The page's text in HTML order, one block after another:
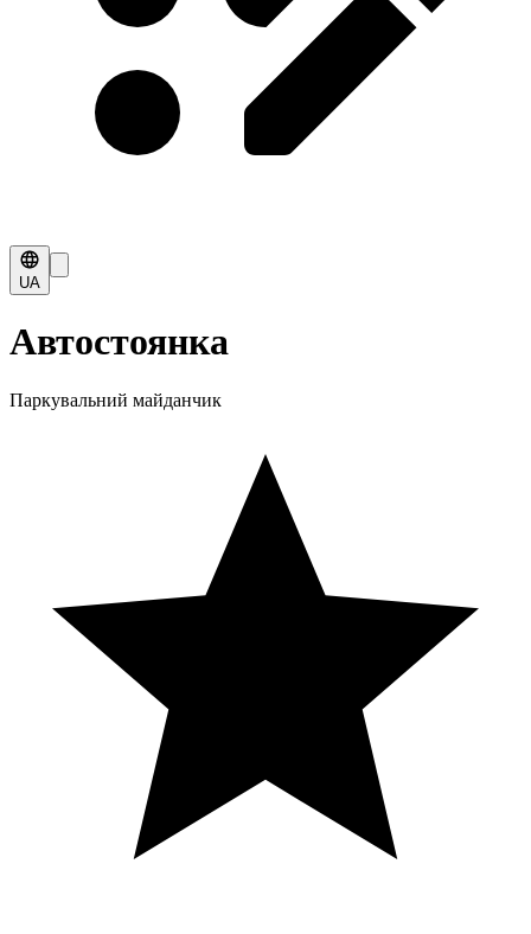
UA
Автостоянка
Паркувальний майданчик